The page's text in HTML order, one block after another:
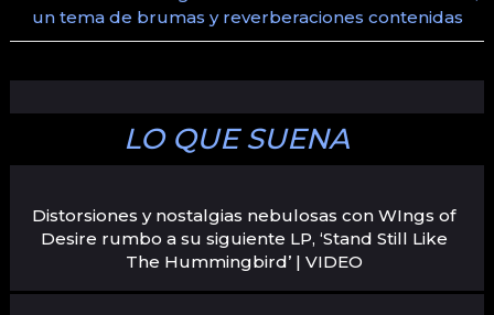
un tema de brumas y reverberaciones contenidas
LO QUE SUENA
Distorsiones y nostalgias nebulosas con WIngs of
Desire rumbo a su siguiente LP, ‘Stand Still Like
The Hummingbird’ | VIDEO